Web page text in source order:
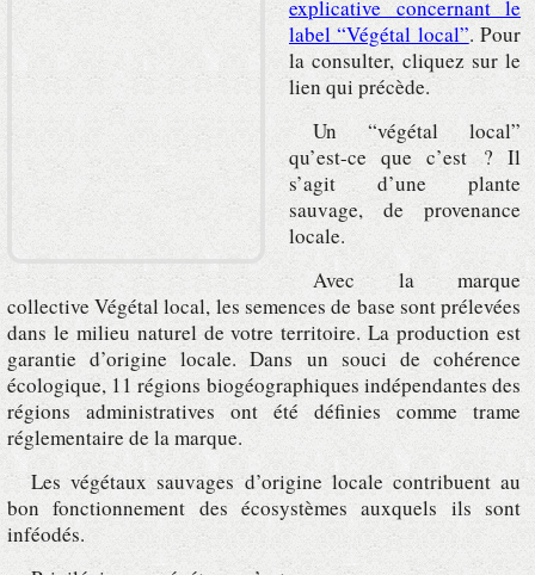
explicative concernant le
label “Végétal local”. Pour
la consulter, cliquez sur le
lien qui précède.
Un “végétal local”
qu’est-ce que c’est ? Il
s’agit d’une plante
sauvage, de provenance
locale.
Avec la marque
collective Végétal local, les semences de base sont prélevées
dans le milieu naturel de votre territoire. La production est
garantie d’origine locale. Dans un souci de cohérence
écologique, 11 régions biogéographiques indépendantes des
régions administratives ont été définies comme trame
réglementaire de la marque.
Les végétaux sauvages d’origine locale contribuent au
bon fonctionnement des écosystèmes auxquels ils sont
inféodés.